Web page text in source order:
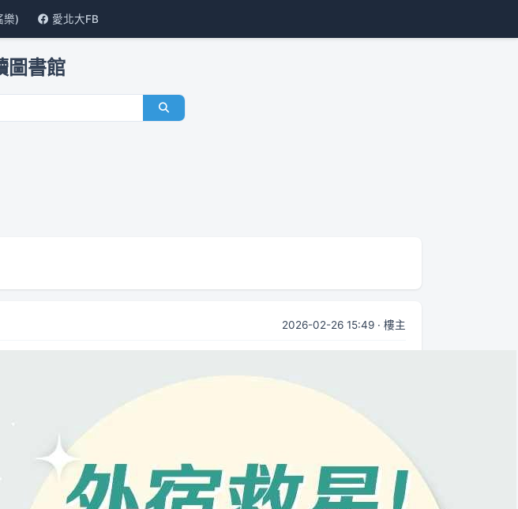
樂) 愛北大FB
圖書館
2026-02-26 15:49 · 樓主